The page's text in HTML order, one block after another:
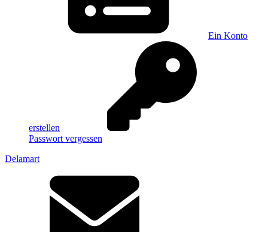
Ein Konto
erstellen
Passwort vergessen
Delamart